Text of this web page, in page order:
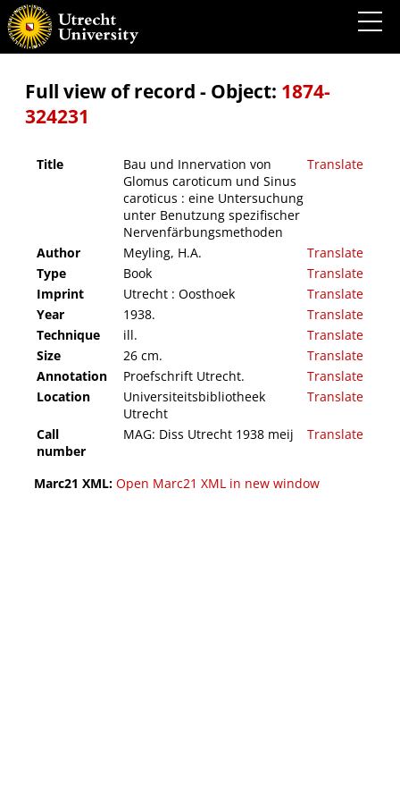
Bau und Innervation von Glomus caroticum und Sinus caroticus : eine Untersuchung
unter Benutzung spezifischer Nervenfärbungsmethoden
Full view of record - Object: 1874-
324231
Title
Bau und Innervation von
Glomus caroticum und Sinus
caroticus : eine Untersuchung
unter Benutzung spezifischer
Nervenfärbungsmethoden
Translate
Author Meyling, H.A.
Translate
Type
Book
Translate
Imprint
Utrecht : Oosthoek
Translate
Year
1938.
Translate
Technique
ill.
Translate
Size
26 cm.
Translate
Annotation
Proefschrift Utrecht.
Translate
Location
Universiteitsbibliotheek
Utrecht
Translate
Call
number
MAG: Diss Utrecht 1938 meij Translate
Marc21 XML: Open Marc21 XML in new window